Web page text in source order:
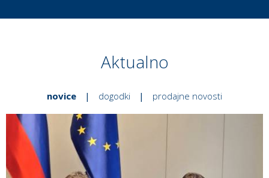
Aktualno
novice | dogodki | prodajne novosti